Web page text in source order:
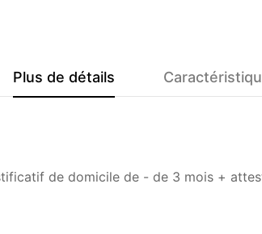
Plus de détails
de domicile de - de 3 mois +